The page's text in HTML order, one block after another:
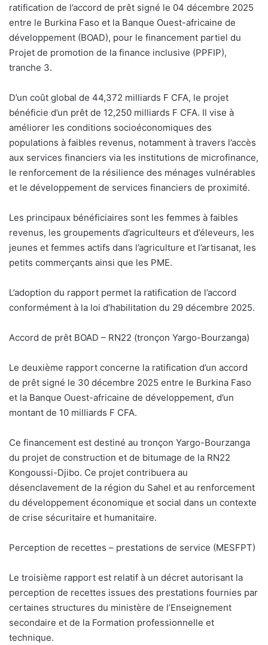
ratification de l’accord de prêt signé le 04 décembre 2025
entre le Burkina Faso et la Banque Ouest-africaine de
développement (BOAD), pour le financement partiel du
Projet de promotion de la finance inclusive (PPFIP),
tranche 3.
D’un coût global de 44,372 milliards F CFA, le projet
bénéficie d’un prêt de 12,250 milliards F CFA. Il vise à
améliorer les conditions socioéconomiques des
populations à faibles revenus, notamment à travers l’accès
aux services financiers via les institutions de microfinance,
le renforcement de la résilience des ménages vulnérables
et le développement de services financiers de proximité.
Les principaux bénéficiaires sont les femmes à faibles
revenus, les groupements d’agriculteurs et d’éleveurs, les
jeunes et femmes actifs dans l’agriculture et l’artisanat, les
petits commerçants ainsi que les PME.
L’adoption du rapport permet la ratification de l’accord
conformément à la loi d’habilitation du 29 décembre 2025.
Accord de prêt BOAD – RN22 (tronçon Yargo-Bourzanga)
Le deuxième rapport concerne la ratification d’un accord
de prêt signé le 30 décembre 2025 entre le Burkina Faso
et la Banque Ouest-africaine de développement, d’un
montant de 10 milliards F CFA.
Ce financement est destiné au tronçon Yargo-Bourzanga
du projet de construction et de bitumage de la RN22
Kongoussi-Djibo. Ce projet contribuera au
désenclavement de la région du Sahel et au renforcement
du développement économique et social dans un contexte
de crise sécuritaire et humanitaire.
Perception de recettes – prestations de service (MESFPT)
Le troisième rapport est relatif à un décret autorisant la
perception de recettes issues des prestations fournies par
certaines structures du ministère de l’Enseignement
secondaire et de la Formation professionnelle et
technique.